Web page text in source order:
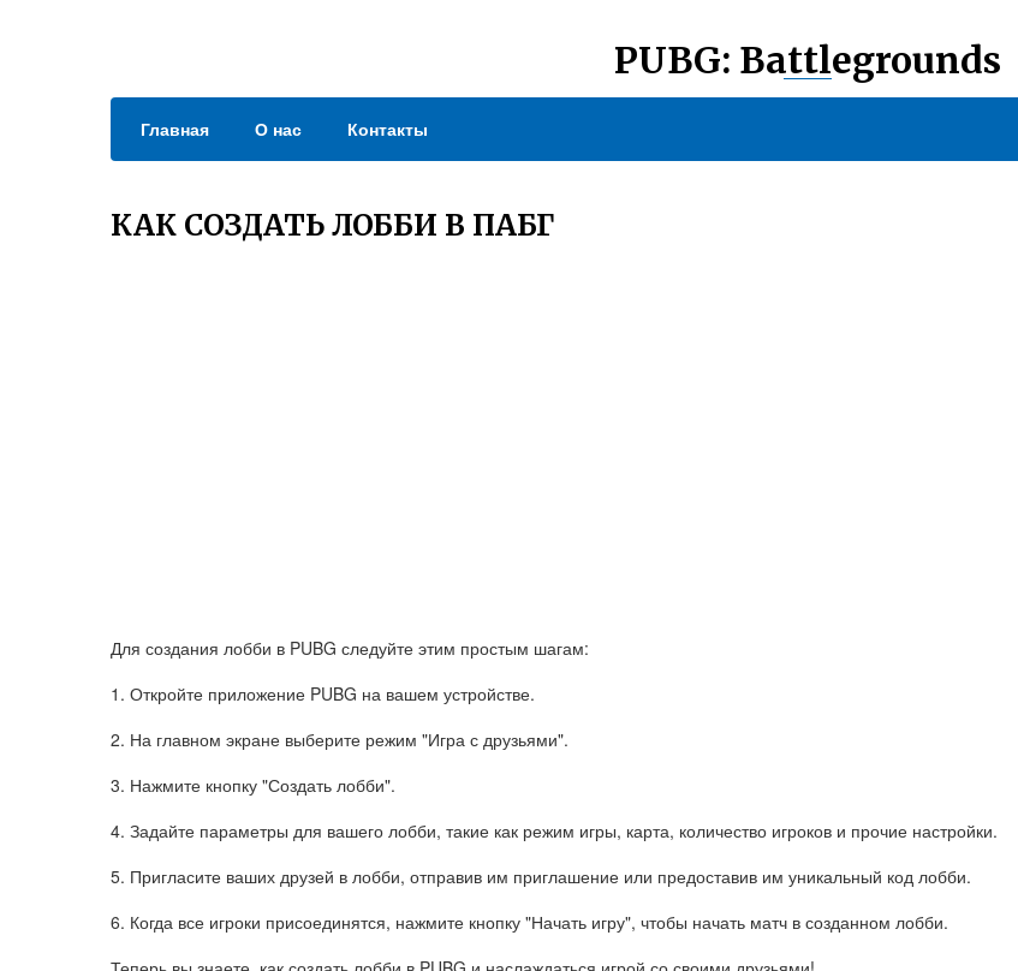
PUBG: Battlegrounds
Главная О нас Контакты
КАК СОЗДАТЬ ЛОББИ В ПАБГ
Для создания лобби в PUBG следуйте этим простым шагам:
1. Откройте приложение PUBG на вашем устройстве.
2. На главном экране выберите режим "Игра с друзьями".
3. Нажмите кнопку "Создать лобби".
4. Задайте параметры для вашего лобби, такие как режим игры, карта, количество игроков и прочие настройки.
5. Пригласите ваших друзей в лобби, отправив им приглашение или предоставив им уникальный код лобби.
6. Когда все игроки присоединятся, нажмите кнопку "Начать игру", чтобы начать матч в созданном лобби.